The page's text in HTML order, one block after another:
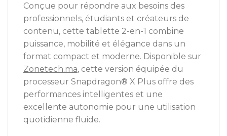
Conçue pour répondre aux besoins des
professionnels, étudiants et créateurs de
contenu, cette tablette 2-en-1 combine
puissance, mobilité et élégance dans un
format compact et moderne. Disponible sur
Zonetech.ma, cette version équipée du
processeur Snapdragon® X Plus offre des
performances intelligentes et une
excellente autonomie pour une utilisation
quotidienne fluide.